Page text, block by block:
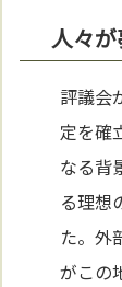
人々
評議会
定を確
なる背
る理想
た。外
がこの